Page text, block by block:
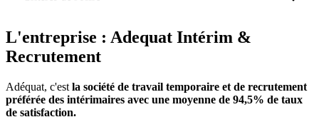
L'entreprise : Adequat Intérim &
Recrutement
Adéquat, c'est la société de travail temporaire et de recrutement
préférée des intérimaires avec une moyenne de 94,5% de taux
de satisfaction.